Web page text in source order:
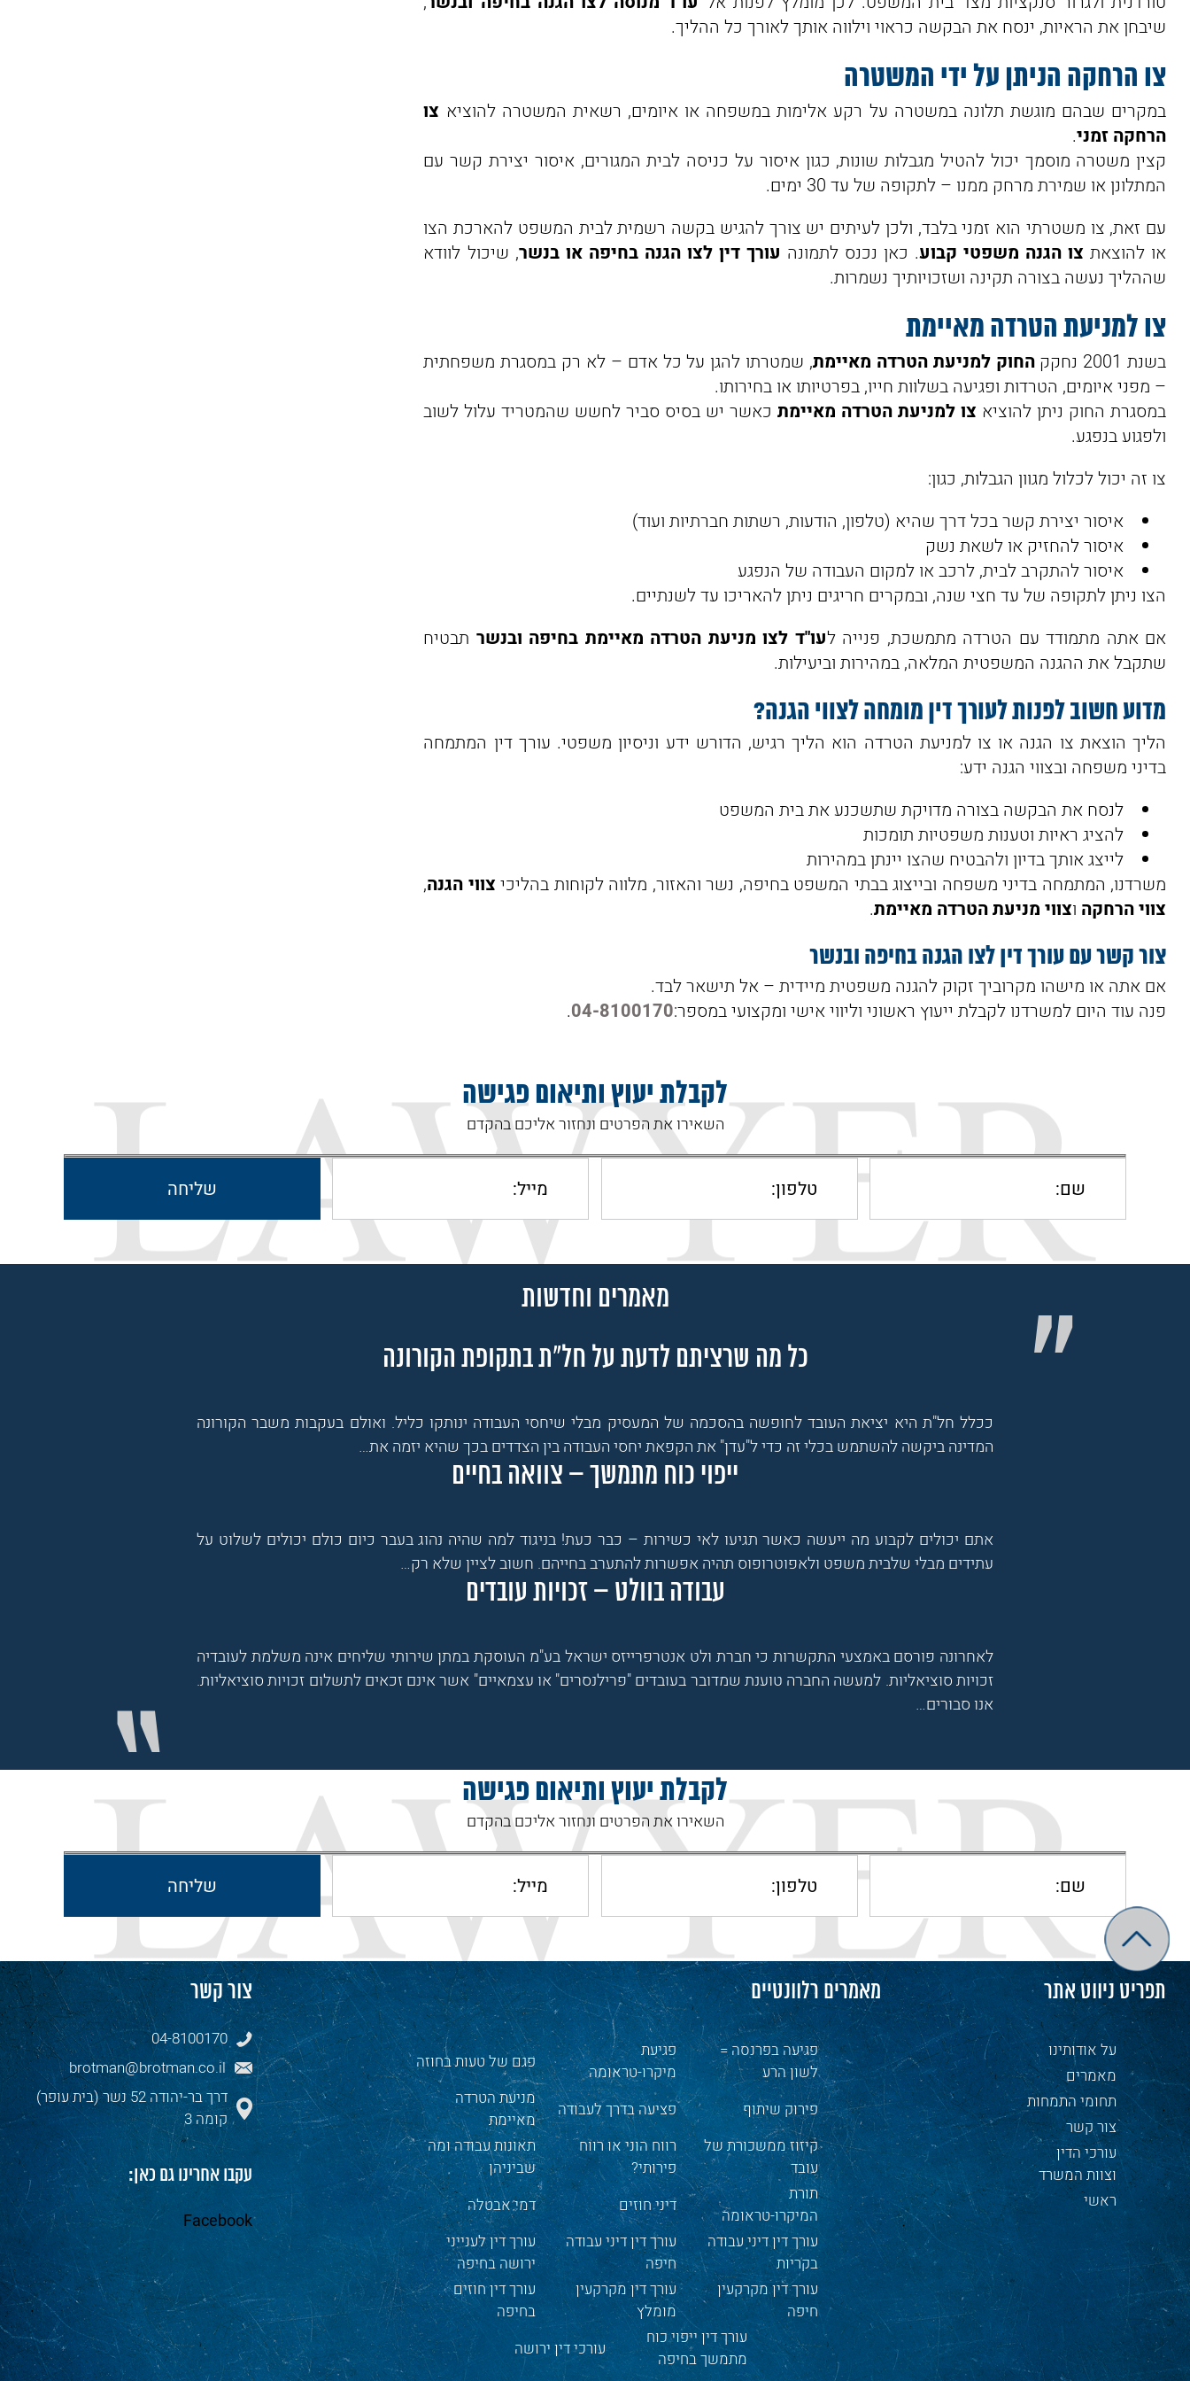
שיבחן את הראיות, ינסח את הבקשה כראוי וילווה אותך לאורך כל ההליך.
צו הרחקה הניתן על ידי המשטרה
במקרים שבהם מוגשת תלונה במשטרה על רקע אלימות במשפחה או איומים, רשאית המשטרה להוציא צו
הרחקה זמני.
קצין משטרה מוסמך יכול להטיל מגבלות שונות, כגון איסור על כניסה לבית המגורים, איסור יצירת קשר עם
המתלונן או שמירת מרחק ממנו – לתקופה של עד 30 ימים.
עם זאת, צו משטרתי הוא זמני בלבד, ולכן לעיתים יש צורך להגיש בקשה רשמית לבית המשפט להארכת הצו
או להוצאת צו הגנה משפטי קבוע. כאן נכנס לתמונה עורך דין לצו הגנה בחיפה או בנשר, שיכול לוודא
שההליך נעשה בצורה תקינה ושזכויותיך נשמרות.
צו למניעת הטרדה מאיימת
בשנת 2001 נחקק החוק למניעת הטרדה מאיימת, שמטרתו להגן על כל אדם – לא רק במסגרת משפחתית
– מפני איומים, הטרדות ופגיעה בשלוות חייו, בפרטיותו או בחירותו.
במסגרת החוק ניתן להוציא צו למניעת הטרדה מאיימתכאשר יש בסיס סביר לחשש שהמטריד עלול לשוב
ולפגוע בנפגע.
צו זה יכול לכלול מגוון הגבלות, כגון:
איסור יצירת קשר בכל דרך שהיא (טלפון, הודעות, רשתות חברתיות ועוד)
איסור להחזיק או לשאת נשק
איסור להתקרב לבית, לרכב או למקום העבודה של הנפגע
הצו ניתן לתקופה של עד חצי שנה, ובמקרים חריגים ניתן להאריכו עד לשנתיים.
אם אתה מתמודד עם הטרדה מתמשכת, פנייה לעו"ד לצו מניעת הטרדה מאיימת בחיפה ובנשר תבטיח
שתקבל את ההגנה המשפטית המלאה, במהירות וביעילות.
מדוע חשוב לפנות לעורך דין מומחה לצווי הגנה?
הליך הוצאת צו הגנה או צו למניעת הטרדה הוא הליך רגיש, הדורש ידע וניסיון משפטי. עורך דין המתמחה
בדיני משפחה ובצווי הגנה ידע:
לנסח את הבקשה בצורה מדויקת שתשכנע את בית המשפט
להציג ראיות וטענות משפטיות תומכות
לייצג אותך בדיון ולהבטיח שהצו יינתן במהירות
משרדנו, המתמחה בדיני משפחה ובייצוג בבתי המשפט בחיפה, נשר והאזור, מלווה לקוחות בהליכי צווי הגנה,
צווי הרחקה וצווי מניעת הטרדה מאיימת.
צור קשר עם עורך דין לצו הגנה בחיפה ובנשר
אם אתה או מישהו מקרוביך זקוק להגנה משפטית מיידית – אל תישאר לבד.
פנה עוד היום למשרדנו לקבלת ייעוץ ראשוני וליווי אישי ומקצועי במספר:04-8100170
.
לקבלת יעוץ ותיאום פגישה
השאירו את הפרטים ונחזור אליכם בהקדם
מאמרים וחדשות
כל מה שרציתם לדעת על חל"ת בתקופת הקורונה
ככלל חל"ת היא יציאת העובד לחופשה בהסכמה של המעסיק מבלי שיחסי העבודה ינותקו כליל. ואולם בעקבות משבר הקורונה
המדינה ביקשה להשתמש בכלי זה כדי ל"עדן" את הקפאת יחסי העבודה בין הצדדים בכך שהיא יזמה את…
ייפוי כוח מתמשך – צוואה בחיים
אתם יכולים לקבוע מה ייעשה כאשר תגיעו לאי כשירות – כבר כעת! בניגוד למה שהיה נהוג בעבר כיום כולם יכולים לשלוט על
עתידים מבלי שלבית משפט ולאפוטרופוס תהיה אפשרות להתערב בחייהם. חשוב לציין שלא רק…
עבודה בוולט – זכויות עובדים
לאחרונה פורסם באמצעי התקשרות כי חברת ולט אנטרפרייזס ישראל בע"מ העוסקת במתן שירותי שליחים אינה משלמת לעובדיה
זכויות סוציאליות. למעשה החברה טוענת שמדובר בעובדים "פרילנסרים" או עצמאיים" אשר אינם זכאים לתשלום זכויות סוציאליות.
אנו סבורים…
לקבלת יעוץ ותיאום פגישה
השאירו את הפרטים ונחזור אליכם בהקדם
תפריט ניווט אתר
על אודותינו
מאמרים
תחומי התמחות
צור קשר
עורכי הדין
וצוות המשרד
ראשי
מאמרים רלוונטיים
פגיעה בפרנסה =
לשון הרע
פגיעת
מיקרו-טראומה
פגם של טעות בחוזה
פירוק שיתוף פציעה בדרך לעבודה
מניעת הטרדה
מאיימת
קיזוז ממשכורת של
עובד
רווח הוני או רווח
פירותי?
תאונות עבודה ומה
שביניהן
תורת
המיקרו-טראומה
דיני חוזים
דמי אבטלה
עורך דין דיני עבודה
בקריות
עורך דין דיני עבודה
חיפה
עורך דין לענייני
ירושה בחיפה
עורך דין מקרקעין
חיפה
עורך דין מקרקעין
מומלץ
עורך דין חוזים
בחיפה
עורך דין ייפוי כוח
מתמשך בחיפה
עורכי דין ירושה
צור קשר
04-8100170
brotman@brotman.co.il
דרך בר-יהודה 52 נשר (בית עופר)
קומה 3
עקבו אחרינו גם כאן:
Facebook